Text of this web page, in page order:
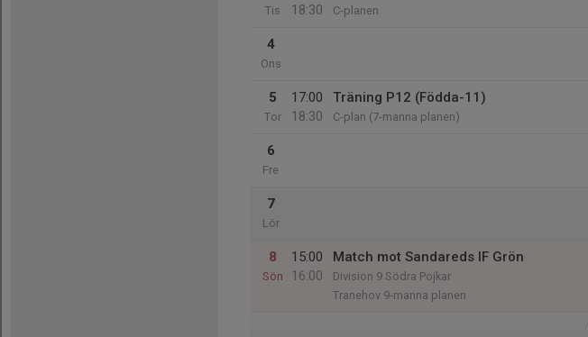
Tis
18:30
C-planen
4
Ons
5
Tor
17:00
18:30
Träning P12 (Födda-11)
C-plan (7-manna planen)
6
Fre
7
Lör
8
Sön
15:00
16:00
Match mot Sandareds IF Grön
Division 9 Södra Pojkar
Tranehov 9-manna planen